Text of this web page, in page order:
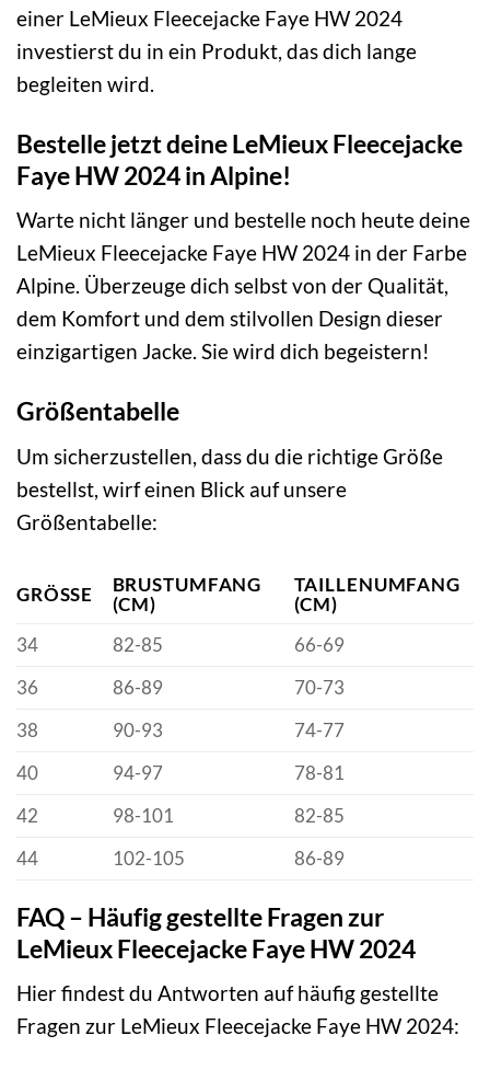
einer LeMieux Fleecejacke Faye HW 2024
investierst du in ein Produkt, das dich lange
begleiten wird.
Bestelle jetzt deine LeMieux Fleecejacke
Faye HW 2024 in Alpine!
Warte nicht länger und bestelle noch heute deine
LeMieux Fleecejacke Faye HW 2024 in der Farbe
Alpine. Überzeuge dich selbst von der Qualität,
dem Komfort und dem stilvollen Design dieser
einzigartigen Jacke. Sie wird dich begeistern!
Größentabelle
Um sicherzustellen, dass du die richtige Größe
bestellst, wirf einen Blick auf unsere
Größentabelle:
GRÖSSE
BRUSTUMFANG
(CM)
TAILLENUMFANG
(CM)
34
82-85
66-69
36
86-89
70-73
38
90-93
74-77
40
94-97
78-81
42
98-101
82-85
44
102-105 86-89
FAQ – Häufig gestellte Fragen zur
LeMieux Fleecejacke Faye HW 2024
Hier findest du Antworten auf häufig gestellte
Fragen zur LeMieux Fleecejacke Faye HW 2024: